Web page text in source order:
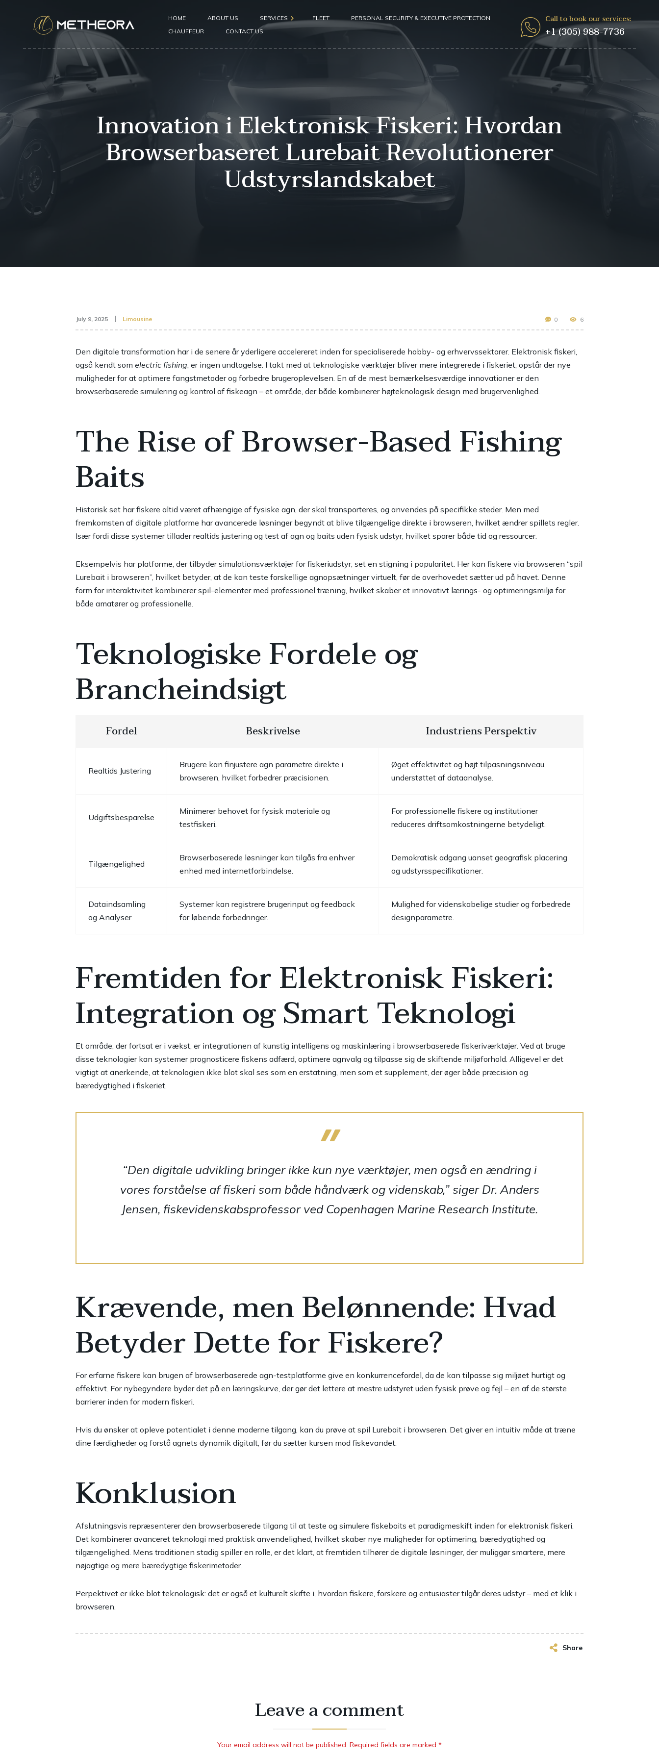
HOME ABOUT US SERVICES
Airport pickup
Seaport pickup
FLEET
PERSONAL SECURITY & EXECUTIVE PROTECTION
CHAUFFEUR
CONTACT US
Call to book our services:
+1 (305) 988-7736
Innovation i Elektronisk Fiskeri: Hvordan
Browserbaseret Lurebait Revolutionerer
Udstyrslandskabet
July 9, 2025 Limousine 0 6
Den digitale transformation har i de senere år yderligere accelereret inden for specialiserede hobby- og erhvervssektorer. Elektronisk fiskeri,
også kendt som electric fishing, er ingen undtagelse. I takt med at teknologiske værktøjer bliver mere integrerede i fiskeriet, opstår der nye
muligheder for at optimere fangstmetoder og forbedre brugeroplevelsen. En af de mest bemærkelsesværdige innovationer er den
browserbaserede simulering og kontrol af fiskeagn – et område, der både kombinerer højteknologisk design med brugervenlighed.
The Rise of Browser-Based Fishing
Baits
Historisk set har fiskere altid været afhængige af fysiske agn, der skal transporteres, og anvendes på specifikke steder. Men med
fremkomsten af digitale platforme har avancerede løsninger begyndt at blive tilgængelige direkte i browseren, hvilket ændrer spillets regler.
Især fordi disse systemer tillader realtids justering og test af agn og baits uden fysisk udstyr, hvilket sparer både tid og ressourcer.
Eksempelvis har platforme, der tilbyder simulationsværktøjer for fiskeriudstyr, set en stigning i popularitet. Her kan fiskere via browseren “spil
Lurebait i browseren”, hvilket betyder, at de kan teste forskellige agnopsætninger virtuelt, før de overhovedet sætter ud på havet. Denne
form for interaktivitet kombinerer spil-elementer med professionel træning, hvilket skaber et innovativt lærings- og optimeringsmiljø for
både amatører og professionelle.
Teknologiske Fordele og
Brancheindsigt
Fordel Beskrivelse Industriens Perspektiv
Realtids Justering
Brugere kan finjustere agn parametre direkte i
browseren, hvilket forbedrer præcisionen.
Øget effektivitet og højt tilpasningsniveau,
understøttet af dataanalyse.
Udgiftsbesparelse
Minimerer behovet for fysisk materiale og
testfiskeri.
For professionelle fiskere og institutioner
reduceres driftsomkostningerne betydeligt.
Tilgængelighed
Browserbaserede løsninger kan tilgås fra enhver
enhed med internetforbindelse.
Demokratisk adgang uanset geografisk placering
og udstyrsspecifikationer.
Dataindsamling
og Analyser
Systemer kan registrere brugerinput og feedback
for løbende forbedringer.
Mulighed for videnskabelige studier og forbedrede
designparametre.
Fremtiden for Elektronisk Fiskeri:
Integration og Smart Teknologi
Et område, der fortsat er i vækst, er integrationen af kunstig intelligens og maskinlæring i browserbaserede fiskeriværktøjer. Ved at bruge
disse teknologier kan systemer prognosticere fiskens adfærd, optimere agnvalg og tilpasse sig de skiftende miljøforhold. Alligevel er det
vigtigt at anerkende, at teknologien ikke blot skal ses som en erstatning, men som et supplement, der øger både præcision og
bæredygtighed i fiskeriet.
“Den digitale udvikling bringer ikke kun nye værktøjer, men også en ændring i
vores forståelse af fiskeri som både håndværk og videnskab,” siger Dr. Anders
Jensen, fiskevidenskabsprofessor ved Copenhagen Marine Research Institute.
Krævende, men Belønnende: Hvad
Betyder Dette for Fiskere?
For erfarne fiskere kan brugen af browserbaserede agn-testplatforme give en konkurrencefordel, da de kan tilpasse sig miljøet hurtigt og
effektivt. For nybegyndere byder det på en læringskurve, der gør det lettere at mestre udstyret uden fysisk prøve og fejl – en af de største
barrierer inden for modern fiskeri.
Hvis du ønsker at opleve potentialet i denne moderne tilgang, kan du prøve at spil Lurebait i browseren. Det giver en intuitiv måde at træne
dine færdigheder og forstå agnets dynamik digitalt, før du sætter kursen mod fiskevandet.
Konklusion
Afslutningsvis repræsenterer den browserbaserede tilgang til at teste og simulere fiskebaits et paradigmeskift inden for elektronisk fiskeri.
Det kombinerer avanceret teknologi med praktisk anvendelighed, hvilket skaber nye muligheder for optimering, bæredygtighed og
tilgængelighed. Mens traditionen stadig spiller en rolle, er det klart, at fremtiden tilhører de digitale løsninger, der muliggør smartere, mere
nøjagtige og mere bæredygtige fiskerimetoder.
Perpektivet er ikke blot teknologisk: det er også et kulturelt skifte i, hvordan fiskere, forskere og entusiaster tilgår deres udstyr – med et klik i
browseren.
Share
Leave a comment
Your email address will not be published. Required fields are marked *